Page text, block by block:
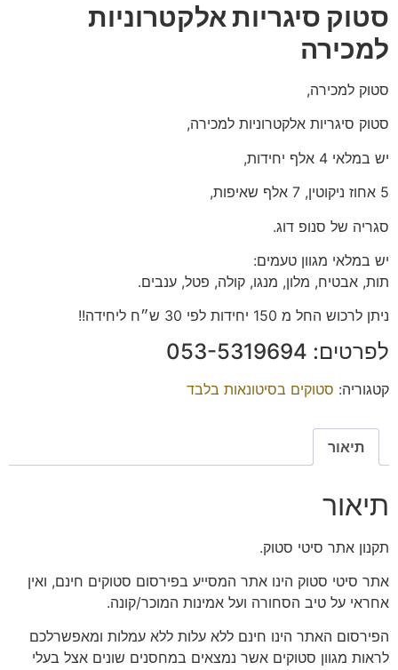
סטוק סיגריות אלקטרוניות
למכירה
סטוק למכירה,
סטוק סיגריות אלקטרוניות למכירה,
יש במלאי 4 אלף יחידות,
5 אחוז ניקוטין, 7 אלף שאיפות,
סגריה של סנופ דוג.
יש במלאי מגוון טעמים:
תות, אבטיח, מלון, מנגו, קולה, פטל, ענבים.
ניתן לרכוש החל מ 150 יחידות לפי 30 ש״ח ליחידה!!
לפרטים: 053-5319694
קטגוריה: סטוקים בסיטונאות בלבד
תיאור
תיאור
תקנון אתר סיטי סטוק.
אתר סיטי סטוק הינו אתר המסייע בפירסום סטוקים חינם, ואין
אחראי על טיב הסחורה ועל אמינות המוכר/קונה.
הפירסום האתר הינו חינם ללא עלות ללא עמלות ומאפשרלכם
לראות מגוון סטוקים אשר נמצאים במחסנים שונים אצל בעלי